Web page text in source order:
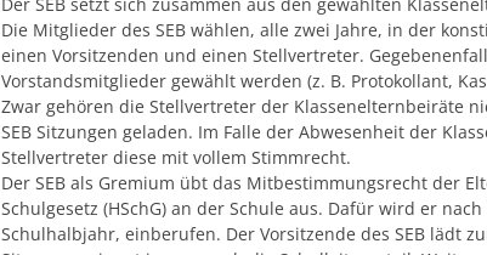
Die Mitglieder des SEB wählen, alle zwei Jahre, in der
einen Vorsitzenden und einen Stellvertreter.
Vorstandsmitglieder gewählt werden (z. B. Protokollant,
Zwar gehören die Stellvertreter der Klassenelternbeiräte
SEB Sitzungen geladen. Im Falle der Abwesenheit der
Stellvertreter diese mit vollem Stimmrecht.
Der SEB als Gremium übt das Mitbestimmungsrecht der
Schulgesetz (HSchG) an der Schule aus. Dafür wird er
Schulhalbjahr, einberufen. Der Vorsitzende des SEB lädt